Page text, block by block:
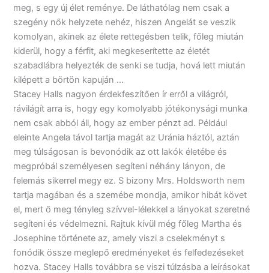
meg, s egy új élet reménye. De láthatólag nem csak a
szegény nők helyzete nehéz, hiszen Angelát se veszik
komolyan, akinek az élete rettegésben telik, főleg miután
kiderül, hogy a férfit, aki megkeserítette az életét
szabadlábra helyezték de senki se tudja, hová lett miután
kilépett a börtön kapuján …
Stacey Halls nagyon érdekfeszítően ír erről a világról,
rávilágít arra is, hogy egy komolyabb jótékonysági munka
nem csak abból áll, hogy az ember pénzt ad. Például
eleinte Angela távol tartja magát az Uránia háztól, aztán
meg túlságosan is bevonódik az ott lakók életébe és
megpróbál személyesen segíteni néhány lányon, de
felemás sikerrel megy ez. S bizony Mrs. Holdsworth nem
tartja magában és a szemébe mondja, amikor hibát követ
el, mert ő meg tényleg szívvel-lélekkel a lányokat szeretné
segíteni és védelmezni. Rajtuk kívül még főleg Martha és
Josephine története az, amely viszi a cselekményt s
fonódik össze meglepő eredményeket és felfedezéseket
hozva. Stacey Halls továbbra se viszi túlzásba a leírásokat